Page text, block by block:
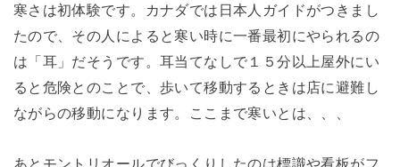
寒さは初体験です。カナダでは日本人ガイドがつきまし
たので、その人によると寒い時に一番最初にやられるの
は「耳」だそうです。耳当てなしで１５分以上屋外にい
ると危険とのことで、歩いて移動するときは店に避難し
ながらの移動になります。ここまで寒いとは、、、